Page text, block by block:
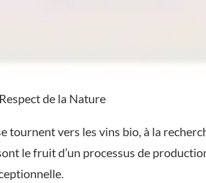
de la Nature
tournent vers les vins bio, à la
le fruit d’un processus de